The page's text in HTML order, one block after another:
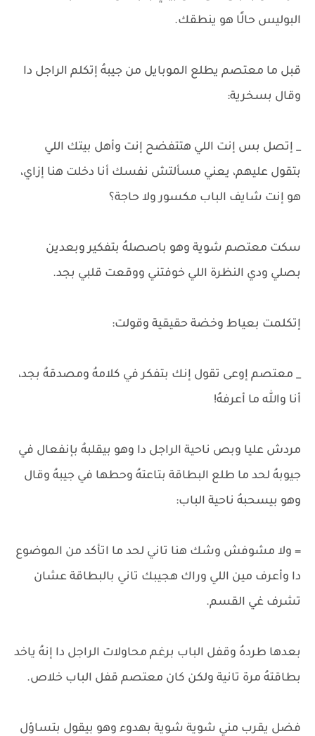
البوليس حالًا هو ينطقك.
قبل ما معتصم يطلع الموبايل من جيبهُ إتكلم الراجل دا
وقال بسخرية:
_ إتصل بس إنت اللي هتتفضح إنت وأهل بيتك اللي
بتقول عليهم، يعني مسألتش نفسك أنا دخلت هنا إزاي،
هو إنت شايف الباب مكسور ولا حاجة؟
سكت معتصم شوية وهو باصصلهُ بتفكير وبعدين
بصلي ودي النظرة اللي خوفتني ووقعت قلبي بجد.
إتكلمت بعياط وخضة حقيقية وقولت:
_ معتصم إوعى تقول إنك بتفكر في كلامهُ ومصدقهُ بجد،
أنا والله ما أعرفهُ!
مردش عليا وبص ناحية الراجل دا وهو بيقلبهُ بإنفعال في
جيوبهُ لحد ما طلع البطاقة بتاعتهُ وحطها في جيبهُ وقال
وهو بيسحبهُ ناحية الباب:
= ولا مشوفش وشك هنا تاني لحد ما اتأكد من الموضوع
دا وأعرف مين اللي وراك هجيبك تاني بالبطاقة عشان
تشرف غي القسم.
بعدها طردهُ وقفل الباب برغم محاولات الراجل دا إنهُ ياخد
بطاقتهُ مرة تانية ولكن كان معتصم قفل الباب خلاص.
فضل يقرب مني شوية شوية بهدوء وهو بيقول بتساؤل